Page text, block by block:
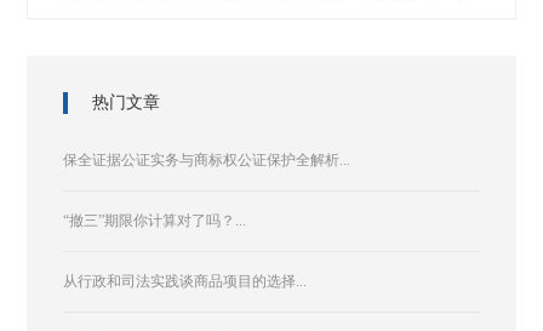
热门文章
保全证据公证实务与商标权公证保护全解析...
“撤三”期限你计算对了吗？...
从行政和司法实践谈商品项目的选择...